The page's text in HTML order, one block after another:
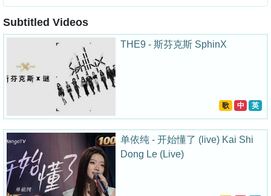
Subtitled Videos
THE9 - 斯芬克斯 SphinX
歌 中 英
单依纯 - 开始懂了 (live) Kai Shi
Dong Le (Live)